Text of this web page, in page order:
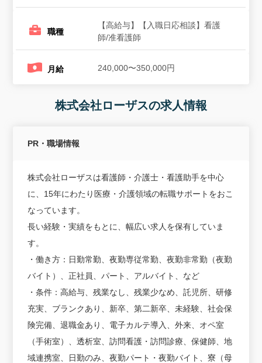
職種
【高給与】【入職日応相談】看護
師/准看護師
月給 240,000〜350,000円
株式会社ローザスの求人情報
PR・職場情報
株式会社ローザスは看護師・介護士・看護助手を中心
に、15年にわたり医療・介護領域の転職サポートをおこ
なっています。
長い経験・実績をもとに、幅広い求人を保有していま
す。
・働き方：日勤常勤、夜勤専従常勤、夜勤非常勤（夜勤
バイト）、正社員、パート、アルバイト、など
・条件：高給与、残業なし、残業少なめ、託児所、研修
充実、ブランクあり、新卒、第二新卒、未経験、社会保
険完備、退職金あり、電子カルテ導入、外来、オペ室
（手術室）、透析室、訪問看護・訪問診療、保健師、地
域連携室、日勤のみ、夜勤パート・夜勤バイト、寮（母